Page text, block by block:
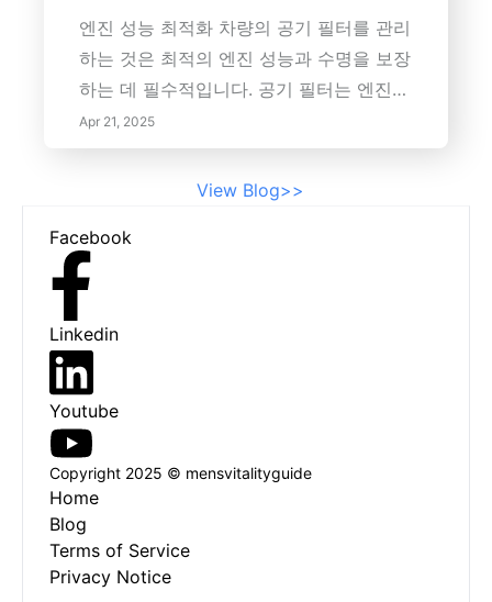
엔진 성능 최적화 차량의 공기 필터를 관리
하는 것은 최적의 엔진 성능과 수명을 보장
하는 데 필수적입니다. 공기 필터는 엔진
마모를 유발할 수 있는 먼지, 파편 및 오염
물질을 포집하는 데 중요한 역할을 합니다.
Apr 21, 2025
View Blog>>
Facebook
Linkedin
Youtube
Copyright 2025 © mensvitalityguide
Home
Blog
Terms of Service
Privacy Notice